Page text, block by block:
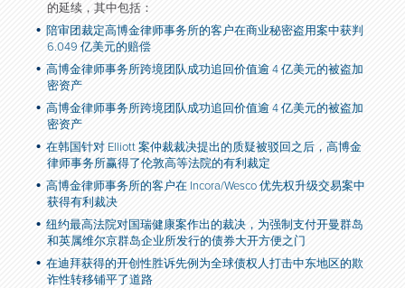
的延续，其中包括：
陪审团裁定高博金律师事务所的客户在商业秘密盗用案中获判
6.049 亿美元的赔偿
高博金律师事务所跨境团队成功追回价值逾 4 亿美元的被盗加
密资产
高博金律师事务所跨境团队成功追回价值逾 4 亿美元的被盗加
密资产
在韩国针对 Elliott 案仲裁裁决提出的质疑被驳回之后，高博金
律师事务所赢得了伦敦高等法院的有利裁定
高博金律师事务所的客户在 Incora/Wesco 优先权升级交易案中
获得有利裁决
纽约最高法院对国瑞健康案作出的裁决，为强制支付开曼群岛
和英属维尔京群岛企业所发行的债券大开方便之门
在迪拜获得的开创性胜诉先例为全球债权人打击中东地区的欺
诈性转移铺平了道路